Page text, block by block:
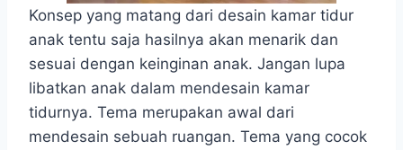
Konsep yang matang dari desain kamar tidur
anak tentu saja hasilnya akan menarik dan
sesuai dengan keinginan anak. Jangan lupa
libatkan anak dalam mendesain kamar
tidurnya. Tema merupakan awal dari
mendesain sebuah ruangan. Tema yang cocok